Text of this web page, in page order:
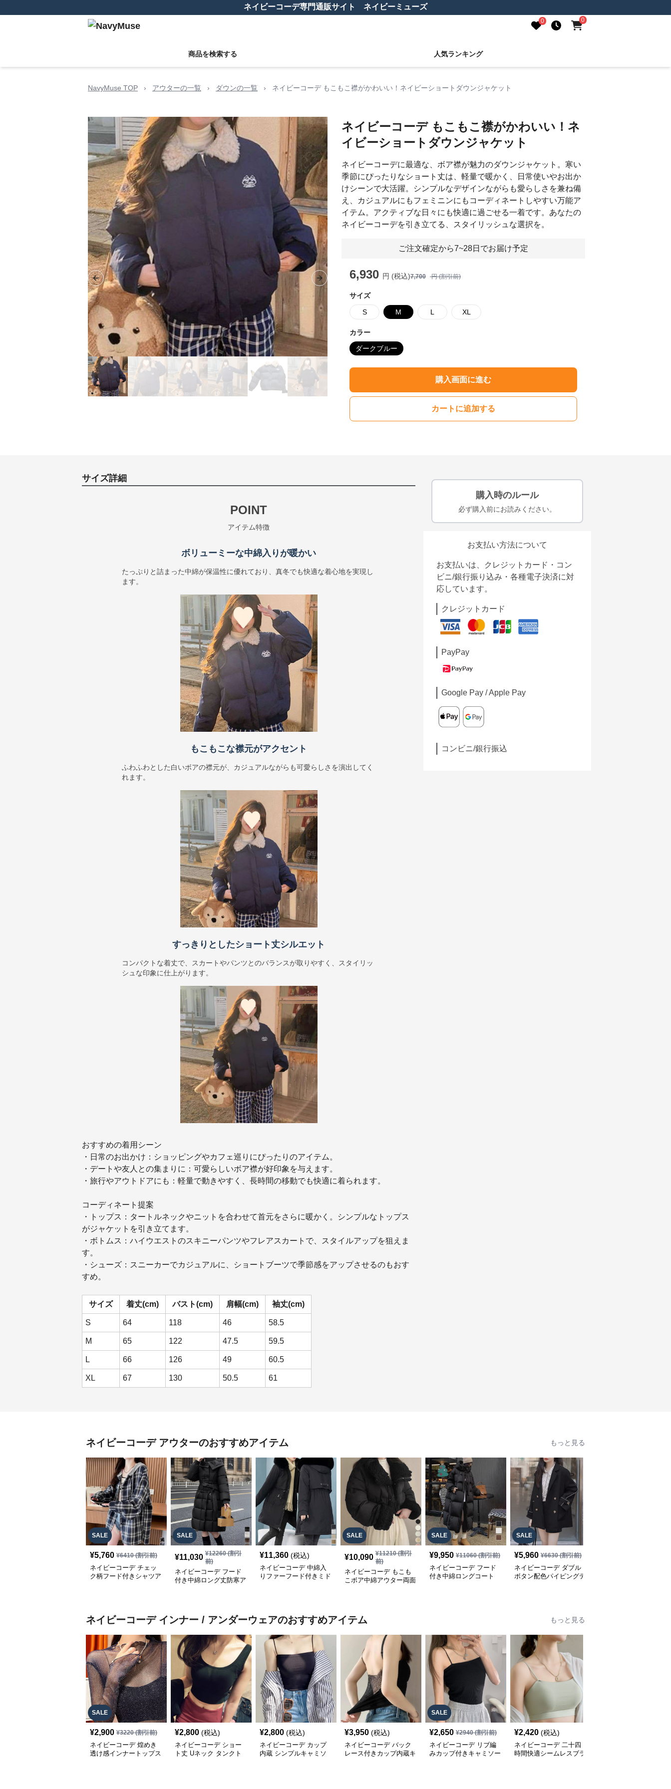
ネイビーコーデ専門通販サイト ネイビーミューズ
0 0
商品を検索する 人気ランキング
NavyMuse TOP › アウターの一覧 › ダウンの一覧 › ネイビーコーデ もこもこ襟がかわいい！ネイビーショートダウンジャケット
Previous slide Next slide
ネイビーコーデ もこもこ襟がかわいい！ネ
イビーショートダウンジャケット
ネイビーコーデに最適な、ボア襟が魅力のダウンジャケット。寒い
季節にぴったりなショート丈は、軽量で暖かく、日常使いやお出か
けシーンで大活躍。シンプルなデザインながらも愛らしさを兼ね備
え、カジュアルにもフェミニンにもコーディネートしやすい万能ア
イテム。アクティブな日々にも快適に過ごせる一着です。あなたの
ネイビーコーデを引き立てる、スタイリッシュな選択を。
ご注文確定から7~28日でお届け予定
6,930 円 (税込)7,700 円 (割引前)
サイズ
S M L XL
カラー
ダークブルー
購入画面に進む
カートに追加する
サイズ詳細
POINT
アイテム特徴
ボリューミーな中綿入りが暖かい
たっぷりと詰まった中綿が保温性に優れており、真冬でも快適な着心地を実現し
ます。
もこもこな襟元がアクセント
ふわふわとした白いボアの襟元が、カジュアルながらも可愛らしさを演出してく
れます。
すっきりとしたショート丈シルエット
コンパクトな着丈で、スカートやパンツとのバランスが取りやすく、スタイリッ
シュな印象に仕上がります。
おすすめの着用シーン
・日常のお出かけ：ショッピングやカフェ巡りにぴったりのアイテム。
・デートや友人との集まりに：可愛らしいボア襟が好印象を与えます。
・旅行やアウトドアにも：軽量で動きやすく、長時間の移動でも快適に着られます。
コーディネート提案
・トップス：タートルネックやニットを合わせて首元をさらに暖かく。シンプルなトップス
がジャケットを引き立てます。
・ボトムス：ハイウエストのスキニーパンツやフレアスカートで、スタイルアップを狙えま
す。
・シューズ：スニーカーでカジュアルに、ショートブーツで季節感をアップさせるのもおす
すめ。
サイズ 着丈(cm) バスト(cm) 肩幅(cm) 袖丈(cm)
S 64 118 46 58.5
M 65 122 47.5 59.5
L 66 126 49 60.5
XL 67 130 50.5 61
購入時のルール
必ず購入前にお読みください。
お支払い方法について
お支払いは、クレジットカード・コン
ビニ/銀行振り込み・各種電子決済に対
応しています。
クレジットカード
PayPay
Google Pay / Apple Pay
コンビニ/銀行振込
ネイビーコーデ アウターのおすすめアイテム もっと見る
SALE
¥5,760 ¥6410(割引前)
ネイビーコーデ チェッ
ク柄フード付きシャツア
SALE
¥11,030 ¥12260(割引
前)
ネイビーコーデ フード
付き中綿ロング丈防寒ア
¥11,360 (税込)
ネイビーコーデ 中綿入
りファーフード付きミド
SALE
¥10,090 ¥11210(割引
前)
ネイビーコーデ もこも
こボア中綿アウター両面
SALE
¥9,950 ¥11060(割引前)
ネイビーコーデ フード
付き中綿ロングコート
SALE
¥5,960 ¥6630(割引前)
ネイビーコーデ ダブル
ボタン配色パイピングテ
ネイビーコーデ インナー / アンダーウェアのおすすめアイテム もっと見る
SALE
¥2,900 ¥3220(割引前)
ネイビーコーデ 煌めき
透け感インナートップス
¥2,800 (税込)
ネイビーコーデ ショー
ト丈 Uネック タンクト
¥2,800 (税込)
ネイビーコーデ カップ
内蔵 シンプルキャミソ
¥3,950 (税込)
ネイビーコーデ バック
レース付きカップ内蔵キ
SALE
¥2,650 ¥2940(割引前)
ネイビーコーデ リブ編
みカップ付きキャミソー
¥2,420 (税込)
ネイビーコーデ 二十四
時間快適シームレスブラ